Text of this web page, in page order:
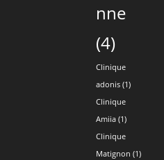
nne
(4)
Clinique
adonis (1)
Clinique
Amiia (1)
Clinique
Matignon (1)